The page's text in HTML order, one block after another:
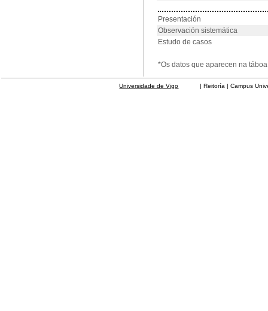
Presentación
Observación sistemática
Estudo de casos
*Os datos que aparecen na
Universidade de Vigo | Reitoría | Campus